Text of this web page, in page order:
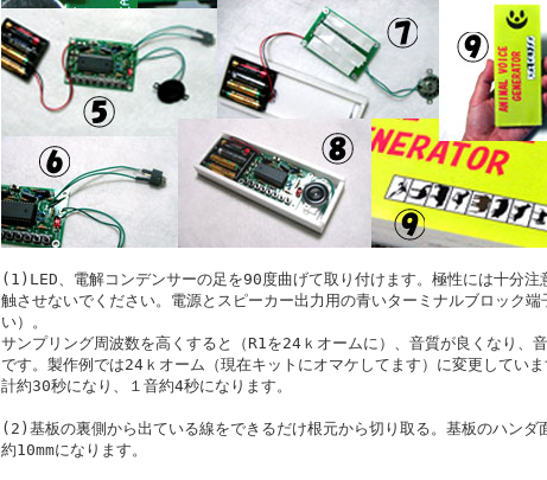
(1)LED、電解コンデンサーの足を90度曲げて取り付けます。極性には十分注
触させないでください。電源とスピーカー出力用の青いターミナルブロック
い）。
サンプリング周波数を高くすると（R1を24ｋオームに）、音質が良くなり、
です。製作例では24ｋオーム（現在キットにオマケしてます）に変更してい
計約30秒になり、１音約4秒になります。
(2)基板の裏側から出ている線をできるだけ根元から切り取る。基板のハンダ
約10mmになります。